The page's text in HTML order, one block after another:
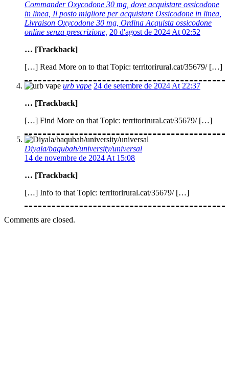
Commander Oxycodone 30 mg, dove acquistare ossicodone
in linea, Il posto migliore per acquistare Ossicodone in linea,
Livraison Oxycodone 30 mg, Ordina Acquista ossicodone
online senza prescrizione, 20 d'agost de 2024 At 02:52
… [Trackback]
[…] Read More on to that Topic: territorirural.cat/35679/ […]
urb vape 24 de setembre de 2024 At 22:37
… [Trackback]
[…] Find More on that Topic: territorirural.cat/35679/ […]
Diyala/baqubah/university/universal
14 de novembre de 2024 At 15:08
… [Trackback]
[…] Info to that Topic: territorirural.cat/35679/ […]
Comments are closed.